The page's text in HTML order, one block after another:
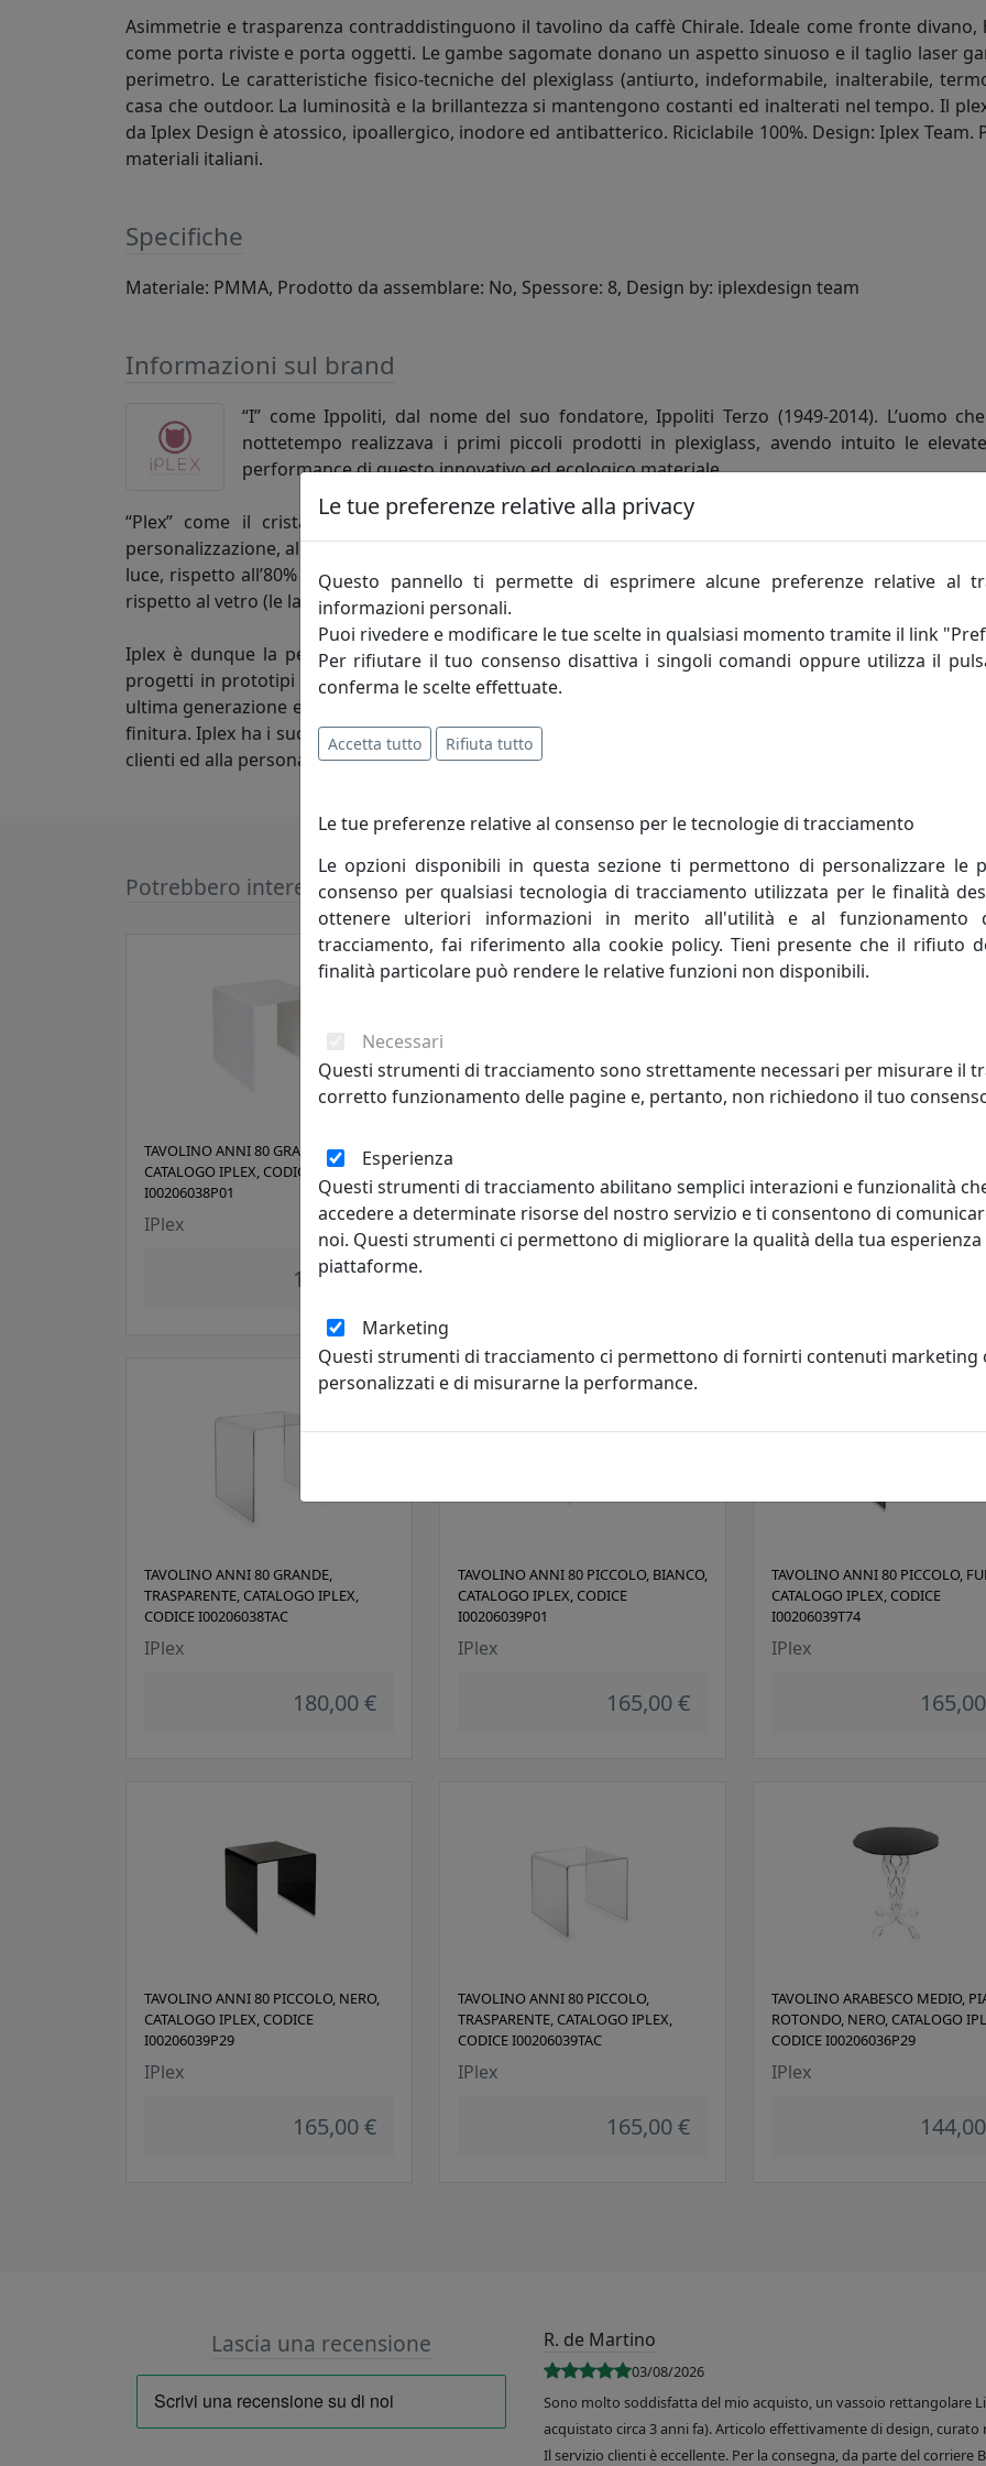
Asimmetrie e trasparenza contraddistinguono il tavolino da caffè Chirale. Ideale come fronte
come porta riviste e porta oggetti. Le gambe sagomate donano un aspetto sinuoso e il taglio laser
perimetro. Le caratteristiche fisico-tecniche del plexiglass (antiurto, indeformabile, inalterabile,
casa che outdoor. La luminosità e la brillantezza si mantengono costanti ed inalterati nel tempo. Il
da Iplex Design è atossico, ipoallergico, inodore ed antibatterico. Riciclabile 100%. Design: Iplex
materiali italiani.
Specifiche
Materiale: PMMA, Prodotto da assemblare: No, Spessore: 8, Design by: iplexdesign team
Informazioni sul brand
“I” come Ippoliti, dal nome del suo fondatore, Ippoliti Terzo (1949-2014). L’uomo
nottetempo realizzava i primi piccoli prodotti in plexiglass, avendo intuito le
performance di questo innovativo ed ecologico materiale.
“Plex” come il cristallo acrilico, un materiale privilegiato, impiegato per realizzazioni di
personalizzazione, al suo elevato grado di trasparenza (specifici test hanno dimostrato come il
luce, rispetto all’80% del vetro, ed elimina, quasi totalmente, qualunque tipo di distorsione ottica.),
rispetto al vetro (le lastre di plexiglass da 3 millimetri, risultano quasi infrangibili, e dimostrando una
Iplex è dunque la perfetta combinazione tra innovazione tecnologica ed artigianalità, in grado
progetti in prototipi e, infine, realizzare prodotti di design che arredano l’ambiente domestico.
ultima generazione e a bassissimo impatto ecologico, che consentono di lavorare tutte le tipologie
finitura. Iplex ha i suoi punti di forza nella squadra di lavoro, formata da decine di anni di
clienti ed alla personalizzazione di ciascun prodotto.
Potrebbero interessarti
TAVOLINO ANNI 80 GRANDE, BIANCO,
CATALOGO IPLEX, CODICE
I00206038P01
IPlex
180,00 €
I00206038T74
IPlex
CODICE I00206038T77
IPlex
TAVOLINO ANNI 80 GRANDE,
TRASPARENTE, CATALOGO IPLEX,
CODICE I00206038TAC
IPlex
180,00 €
TAVOLINO ANNI 80 PICCOLO, BIANCO,
CATALOGO IPLEX, CODICE
I00206039P01
IPlex
165,00 €
TAVOLINO ANNI 80 PICCOLO,
CATALOGO IPLEX, CODICE
I00206039T74
IPlex
TAVOLINO ANNI 80 PICCOLO, NERO,
CATALOGO IPLEX, CODICE
I00206039P29
IPlex
165,00 €
TAVOLINO ANNI 80 PICCOLO,
TRASPARENTE, CATALOGO IPLEX,
CODICE I00206039TAC
IPlex
165,00 €
TAVOLINO ARABESCO MEDIO,
ROTONDO, NERO, CATALOGO
CODICE I00206036P29
IPlex
Lascia una recensione R. de Martino
03/08/2026
Sono molto soddisfatta del mio acquisto, un vassoio rettangolare
acquistato circa 3 anni fa). Articolo effettivamente di design,
Il servizio clienti è eccellente. Per la consegna, da parte del
Le tue preferenze relative alla privacy
Questo pannello ti permette di esprimere alcune preferenze relative al
informazioni personali.
Puoi rivedere e modificare le tue scelte in qualsiasi momento tramite il link
Per rifiutare il tuo consenso disattiva i singoli comandi oppure utilizza il
conferma le scelte effettuate.
Accetta tutto Rifiuta tutto
Le tue preferenze relative al consenso per le tecnologie di tracciamento
Le opzioni disponibili in questa sezione ti permettono di personalizzare le
consenso per qualsiasi tecnologia di tracciamento utilizzata per le finalità
ottenere ulteriori informazioni in merito all'utilità e al
tracciamento, fai riferimento alla cookie policy. Tieni presente che il rifiuto
finalità particolare può rendere le relative funzioni non disponibili.
Necessari
Questi strumenti di tracciamento sono strettamente necessari per misurare il
corretto funzionamento delle pagine e, pertanto, non richiedono il tuo
Esperienza
Questi strumenti di tracciamento abilitano semplici interazioni e funzionalità
accedere a determinate risorse del nostro servizio e ti consentono di
noi. Questi strumenti ci permettono di migliorare la qualità della tua
piattaforme.
Marketing
Questi strumenti di tracciamento ci permettono di fornirti contenuti marketing
personalizzati e di misurarne la performance.